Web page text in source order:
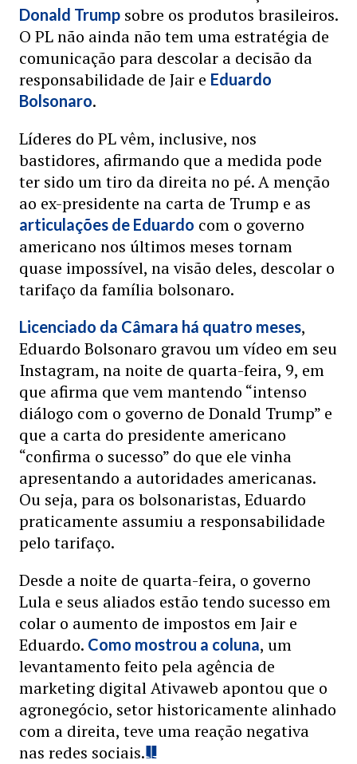
Donald Trump sobre os produtos brasileiros.
O PL não ainda não tem uma estratégia de
comunicação para descolar a decisão da
responsabilidade de Jair e Eduardo
Bolsonaro.
Líderes do PL vêm, inclusive, nos
bastidores, afirmando que a medida pode
ter sido um tiro da direita no pé. A menção
ao ex-presidente na carta de Trump e as
articulações de Eduardo com o governo
americano nos últimos meses tornam
quase impossível, na visão deles, descolar o
tarifaço da família bolsonaro.
Licenciado da Câmara há quatro meses,
Eduardo Bolsonaro gravou um vídeo em seu
Instagram, na noite de quarta-feira, 9, em
que afirma que vem mantendo “intenso
diálogo com o governo de Donald Trump” e
que a carta do presidente americano
“confirma o sucesso” do que ele vinha
apresentando a autoridades americanas.
Ou seja, para os bolsonaristas, Eduardo
praticamente assumiu a responsabilidade
pelo tarifaço.
Desde a noite de quarta-feira, o governo
Lula e seus aliados estão tendo sucesso em
colar o aumento de impostos em Jair e
Eduardo. Como mostrou a coluna, um
levantamento feito pela agência de
marketing digital Ativaweb apontou que o
agronegócio, setor historicamente alinhado
com a direita, teve uma reação negativa
nas redes sociais.